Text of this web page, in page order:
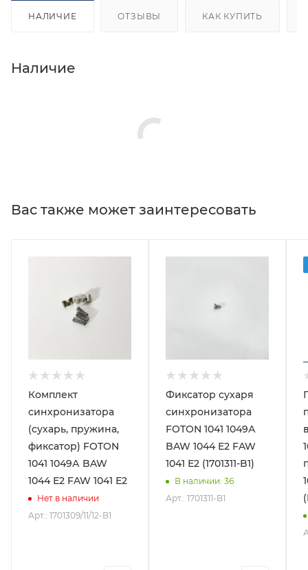
НАЛИЧИЕ ОТЗЫВЫ КАК КУПИТЬ
Наличие
Вас также может заинтересовать
Комплект
синхронизатора
(сухарь, пружина,
фиксатор) FOTON
1041 1049А BAW
1044 Е2 FAW 1041 Е2
Нет в наличии
Арт.: 1701309/11/12-B1
Фиксатор сухаря
синхронизатора
FOTON 1041 1049А
BAW 1044 Е2 FAW
1041 Е2 (1701311-B1)
В наличии: 36
Арт.: 1701311-B1